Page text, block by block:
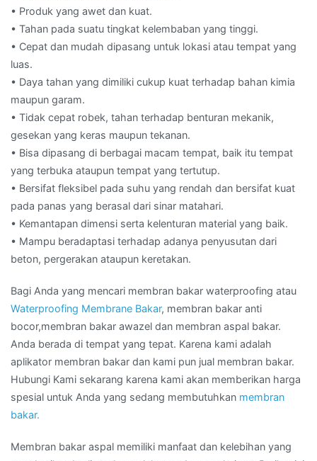
• Produk yang awet dan kuat.
• Tahan pada suatu tingkat kelembaban yang tinggi.
• Cepat dan mudah dipasang untuk lokasi atau tempat yang
luas.
• Daya tahan yang dimiliki cukup kuat terhadap bahan kimia
maupun garam.
• Tidak cepat robek, tahan terhadap benturan mekanik,
gesekan yang keras maupun tekanan.
• Bisa dipasang di berbagai macam tempat, baik itu tempat
yang terbuka ataupun tempat yang tertutup.
• Bersifat fleksibel pada suhu yang rendah dan bersifat kuat
pada panas yang berasal dari sinar matahari.
• Kemantapan dimensi serta kelenturan material yang baik.
• Mampu beradaptasi terhadap adanya penyusutan dari
beton, pergerakan ataupun keretakan.
Bagi Anda yang mencari membran bakar waterproofing atau
Waterproofing Membrane Bakar, membran bakar anti
bocor,membran bakar awazel dan membran aspal bakar.
Anda berada di tempat yang tepat. Karena kami adalah
aplikator membran bakar dan kami pun jual membran bakar.
Hubungi Kami sekarang karena kami akan memberikan harga
spesial untuk Anda yang sedang membutuhkan membran
bakar.
Membran bakar aspal memiliki manfaat dan kelebihan yang